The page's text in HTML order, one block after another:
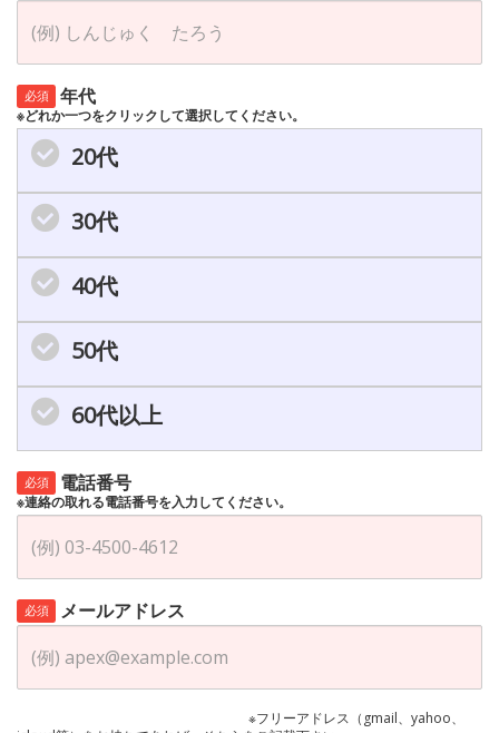
必須 年代
※どれか一つをクリックして選択してください。
20代
30代
40代
50代
60代以上
必須 電話番号
※連絡の取れる電話番号を入力してください。
必須 メールアドレス
※フリーアドレス（gmail、yahoo、